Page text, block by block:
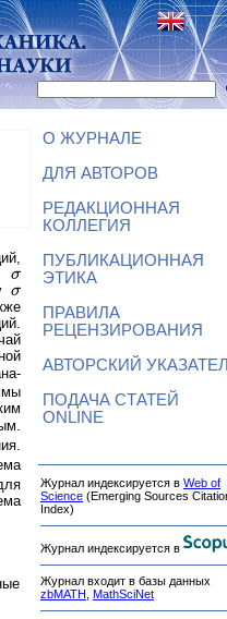
σ
σ
σ
σ
О ЖУРНАЛЕ
ДЛЯ АВТОРОВ
РЕДАКЦИОННАЯ
КОЛЛЕГИЯ
ПУБЛИКАЦИОННАЯ
ЭТИКА
ПРАВИЛА
РЕЦЕНЗИРОВАНИЯ
АВТОРСКИЙ
ПОДАЧА СТАТЕЙ
ONLINE
Журнал индексируется в Web of
Science (Emerging Sources
Index)
Журнал индексируется в
Журнал входит в базы данных
zbMATH
MathSciNet